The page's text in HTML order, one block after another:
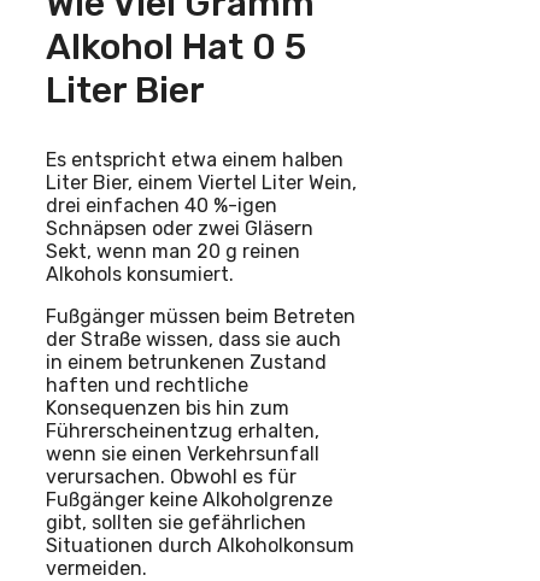
Alkohol Hat 0 5
Liter Bier
Es entspricht etwa einem halben
Liter Bier, einem Viertel Liter Wein,
drei einfachen 40 %-igen
Schnäpsen oder zwei Gläsern
Sekt, wenn man 20 g reinen
Alkohols konsumiert.
Fußgänger müssen beim Betreten
der Straße wissen, dass sie auch
in einem betrunkenen Zustand
haften und rechtliche
Konsequenzen bis hin zum
Führerscheinentzug erhalten,
wenn sie einen Verkehrsunfall
verursachen. Obwohl es für
Fußgänger keine Alkoholgrenze
gibt, sollten sie gefährlichen
Situationen durch Alkoholkonsum
vermeiden.